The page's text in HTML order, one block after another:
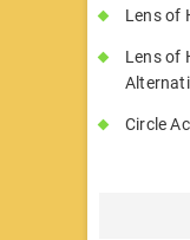
Lens of
Lens of
Circle